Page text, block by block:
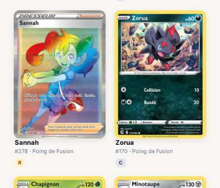
Sannah
#278 · Poing de Fusion
R
Zorua
#170 · Poing de Fusion
C